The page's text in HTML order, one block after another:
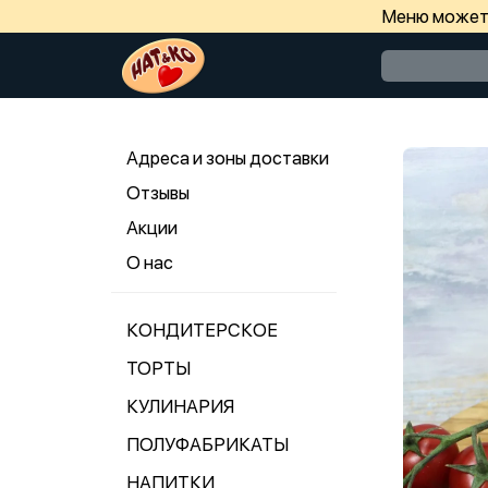
Меню может
Адреса и зоны доставки
Отзывы
Акции
О нас
КОНДИТЕРСКОЕ
ТОРТЫ
КУЛИНАРИЯ
ПОЛУФАБРИКАТЫ
НАПИТКИ